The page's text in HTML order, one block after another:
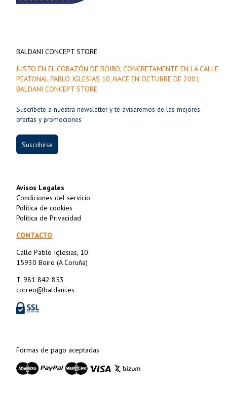
BALDANI CONCEPT STORE
JUSTO EN EL CORAZÓN DE BOIRO, CONCRETAMENTE EN LA CALLE
PEATONAL PABLO IGLESIAS 10, NACE EN OCTUBRE DE 2001
BALDANI CONCEPT STORE.
Suscríbete a nuestra newsletter y te avisaremos de las mejores
ofertas y promociones
Suscribirse
Avisos Legales
Condiciones del servicio
Política de cookies
Política de Privacidad
CONTACTO
Calle Pablo Iglesias, 10
15930 Boiro (A Coruña)
T. 981 842 853
correo@baldani.es
Formas de pago aceptadas